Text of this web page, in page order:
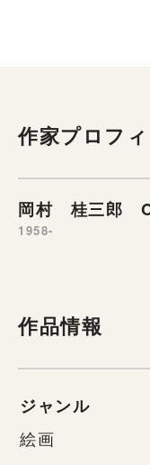
作家プロフ
岡村 桂三郎
1958-
作品情報
ジャンル
絵画